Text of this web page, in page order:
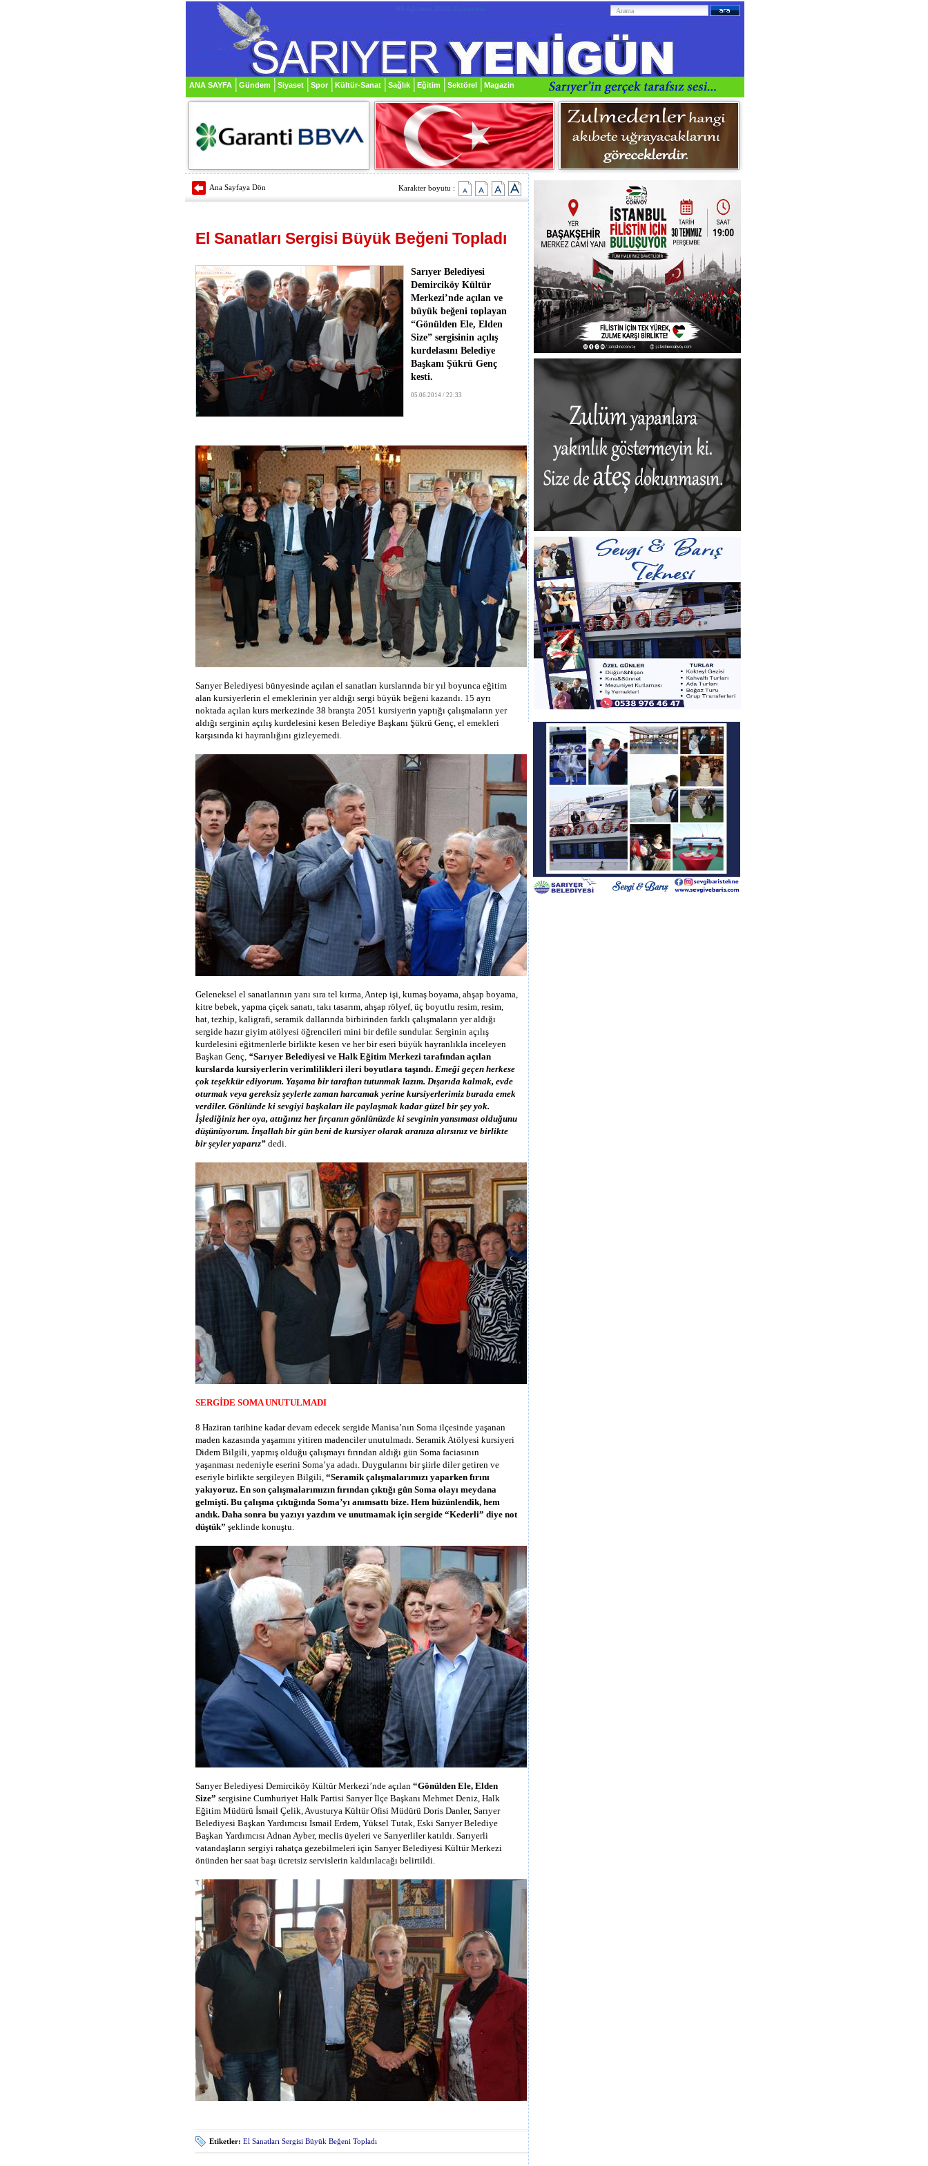
08 Ağustos 2026 Cumartesi
ANA SAYFA Gündem Siyaset Spor Kültür-Sanat Sağlık Eğitim Sektörel Magazin
Ana Sayfaya Dön Karakter boyutu :
El Sanatları Sergisi Büyük Beğeni Topladı
Sarıyer Belediyesi
Demirciköy Kültür
Merkezi’nde açılan ve
büyük beğeni toplayan
“Gönülden Ele, Elden
Size” sergisinin açılış
kurdelasını Belediye
Başkanı Şükrü Genç
kesti.
05.06.2014 / 22:33
Sarıyer Belediyesi bünyesinde açılan el sanatları kurslarında bir yıl boyunca eğitim
alan kursiyerlerin el emeklerinin yer aldığı sergi büyük beğeni kazandı. 15 ayrı
noktada açılan kurs merkezinde 38 branşta 2051 kursiyerin yaptığı çalışmaların yer
aldığı serginin açılış kurdelesini kesen Belediye Başkanı Şükrü Genç, el emekleri
karşısında ki hayranlığını gizleyemedi.
Geleneksel el sanatlarının yanı sıra tel kırma, Antep işi, kumaş boyama, ahşap boyama,
kitre bebek, yapma çiçek sanatı, takı tasarım, ahşap rölyef, üç boyutlu resim, resim,
hat, tezhip, kaligrafi, seramik dallarında birbirinden farklı çalışmaların yer aldığı
sergide hazır giyim atölyesi öğrencileri mini bir defile sundular. Serginin açılış
kurdelesini eğitmenlerle birlikte kesen ve her bir eseri büyük hayranlıkla inceleyen
Başkan Genç, “Sarıyer Belediyesi ve Halk Eğitim Merkezi tarafından açılan
kurslarda kursiyerlerin verimlilikleri ileri boyutlara taşındı. Emeği geçen herkese
çok teşekkür ediyorum. Yaşama bir taraftan tutunmak lazım. Dışarıda kalmak, evde
oturmak veya gereksiz şeylerle zaman harcamak yerine kursiyerlerimiz burada emek
verdiler. Gönlünde ki sevgiyi başkaları ile paylaşmak kadar güzel bir şey yok.
İşlediğiniz her oya, attığınız her fırçanın gönlünüzde ki sevginin yansıması olduğunu
düşünüyorum. İnşallah bir gün beni de kursiyer olarak aranıza alırsınız ve birlikte
bir şeyler yaparız”dedi.
SERGİDE SOMA UNUTULMADI
8 Haziran tarihine kadar devam edecek sergide Manisa’nın Soma ilçesinde yaşanan
maden kazasında yaşamını yitiren madenciler unutulmadı. Seramik Atölyesi kursiyeri
Didem Bilgili, yapmış olduğu çalışmayı fırından aldığı gün Soma faciasının
yaşanması nedeniyle eserini Soma’ya adadı. Duygularını bir şiirle diler getiren ve
eseriyle birlikte sergileyen Bilgili, “Seramik çalışmalarımızı yaparken fırını
yakıyoruz. En son çalışmalarımızın fırından çıktığı gün Soma olayı meydana
gelmişti. Bu çalışma çıktığında Soma’yı anımsattı bize. Hem hüzünlendik, hem
andık. Daha sonra bu yazıyı yazdım ve unutmamak için sergide “Kederli” diye not
düştük” şeklinde konuştu.
Sarıyer Belediyesi Demirciköy Kültür Merkezi’nde açılan“Gönülden Ele, Elden
Size” sergisine Cumhuriyet Halk Partisi Sarıyer İlçe Başkanı Mehmet Deniz, Halk
Eğitim Müdürü İsmail Çelik, Avusturya Kültür Ofisi Müdürü Doris Danler, Sarıyer
Belediyesi Başkan Yardımcısı İsmail Erdem, Yüksel Tutak, Eski Sarıyer Belediye
Başkan Yardımcısı Adnan Ayber, meclis üyeleri ve Sarıyerliler katıldı. Sarıyerli
vatandaşların sergiyi rahatça gezebilmeleri için Sarıyer Belediyesi Kültür Merkezi
önünden her saat başı ücretsiz servislerin kaldırılacağı belirtildi.
Etiketler: El Sanatları Sergisi Büyük Beğeni Topladı